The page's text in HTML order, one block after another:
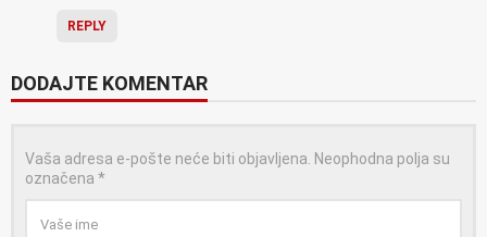
REPLY
DODAJTE KOMENTAR
Vaša adresa e-pošte neće biti objavljena. Neophodna polja su
označena *